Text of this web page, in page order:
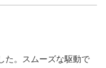
た。スムーズな駆動で